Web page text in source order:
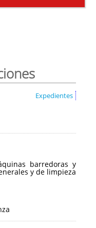
Expedientes
barredoras y
y de limpieza